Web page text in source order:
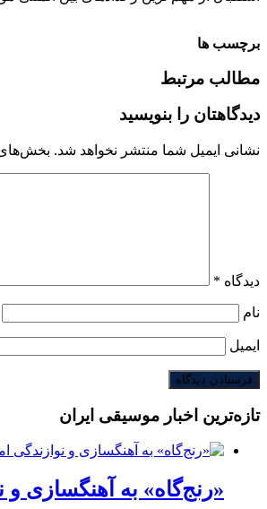
برچسب ها
مطالب مرتبط
دیدگاهتان را بنویسید
نشانی ایمیل شما منتشر نخواهد شد. بخش‌های
دیدگاه *
نام
ایمیل
تازه‌ترین اخبار موسیقی ایران
«رنج‌گاه» به آهنگسازی